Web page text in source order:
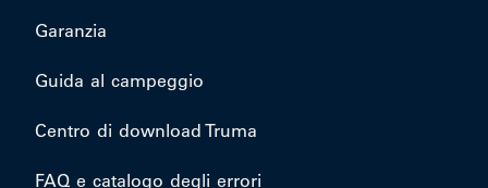
Garanzia
Guida al campeggio
Centro di download Truma
FAQ e catalogo degli errori